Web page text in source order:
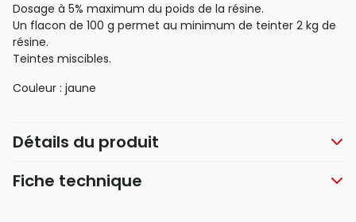
Dosage à 5% maximum du poids de la résine.
Un flacon de 100 g permet au minimum de teinter 2 kg de
résine.
Teintes miscibles.
Couleur : jaune
Détails du produit
Fiche technique